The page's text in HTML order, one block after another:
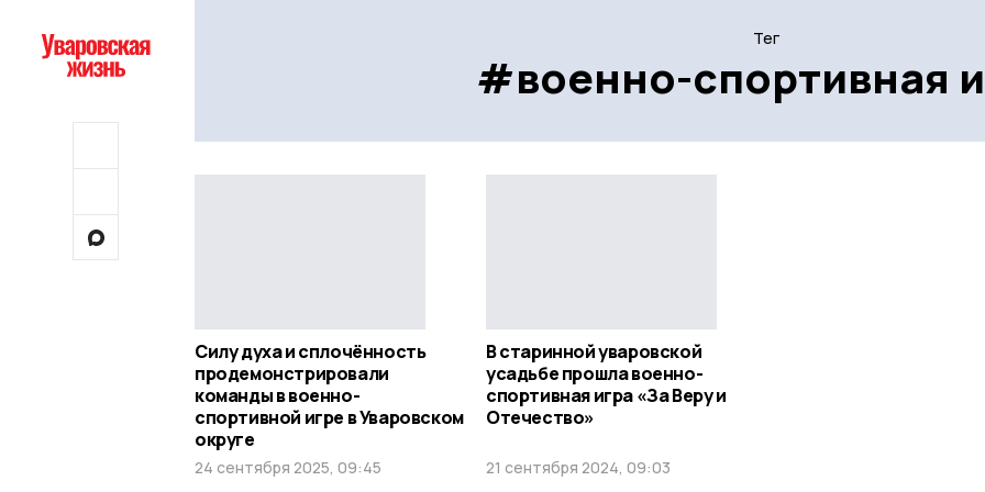
Тег
#военно-спортивная
Силу духа и сплочённость
продемонстрировали
команды в военно-
спортивной игре в Уваровском
округе
24 сентября 2025, 09:45
В старинной уваровской
усадьбе прошла военно-
спортивная игра «За Веру и
Отечество»
21 сентября 2024, 09:03